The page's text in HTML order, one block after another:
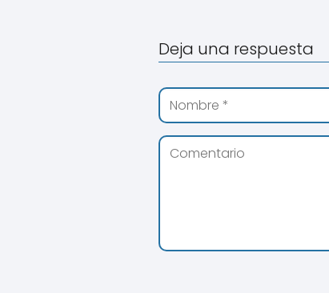
Deja una respuesta